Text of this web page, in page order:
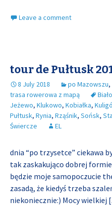
Leave a comment
tour de Pułtusk
8 July 2018 po Mazowszu,
trasa rowerowa z mapą
Jeżewo, Klukowo, Kobiałka,
Pułtusk, Rynia, Rząśnik, Sońsk,
Świercze
EL
dnia “po trzysetce” ciekawa
tak zaskakująco dobrej
będzie moje samopoczucie
zasadą, że kiedyś trzeba
niekoniecznie:) Mocy wielkiej